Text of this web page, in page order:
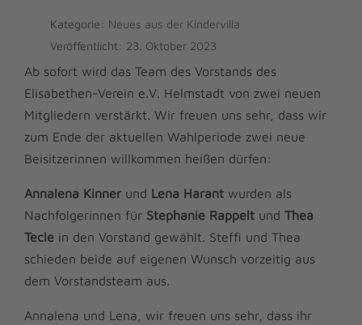
Kategorie: Neues aus der Kindervilla
Veröffentlicht: 23. Oktober 2023
Ab sofort wird das Team des Vorstands des
Elisabethen-Verein e.V. Helmstadt von zwei neuen
Mitgliedern verstärkt. Wir freuen uns sehr, dass wir
zum Ende der aktuellen Wahlperiode zwei neue
Beisitzerinnen willkommen heißen dürfen:
Annalena Kinner und Lena Harant wurden als
Nachfolgerinnen für Stephanie Rappelt und Thea
Tecle in den Vorstand gewählt. Steffi und Thea
schieden beide auf eigenen Wunsch vorzeitig aus
dem Vorstandsteam aus.
Annalena und Lena, wir freuen uns sehr, dass ihr